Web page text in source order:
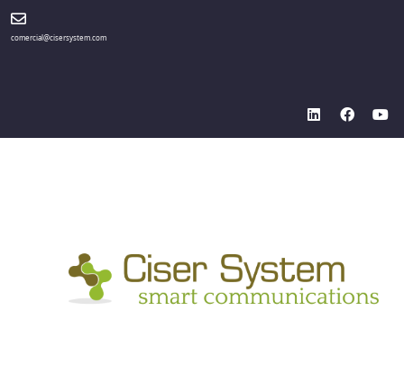
comercial@cisersystem.com